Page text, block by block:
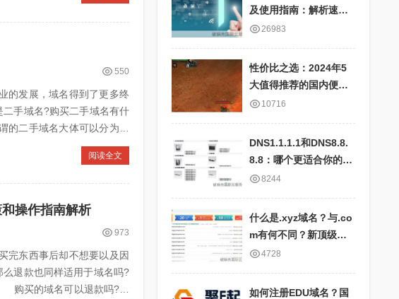
550
发展，域名得到了更多终
手域名?购买二手域名有什
手域名大体可以分为两
阅读全文
操作指南解析
973
东西事后却不想要以及因
退款也同样适用于域名吗?
购买的域名可以退款吗?
及使用指南：解析速度
快、服务器全面、IP地
26983
性价比之选：2024年5
大值得推荐的国内便宜
云服务器商家盘点
10716
DNS1.1.1.1和DNS8.8.
8.8：哪个更适合你的网
络需求？比较国内外公
8244
什么是.xyz域名？与.co
m有何不同？新顶级域
名.xyz的特点及应用场
4728
如何注册EDU域名？国